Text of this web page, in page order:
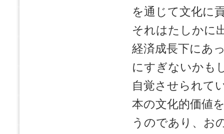
を通じて文化に
それはたしかに
経済成長下にあ
にすぎないかも
自覚させられて
本の文化的価値
うのであり、お